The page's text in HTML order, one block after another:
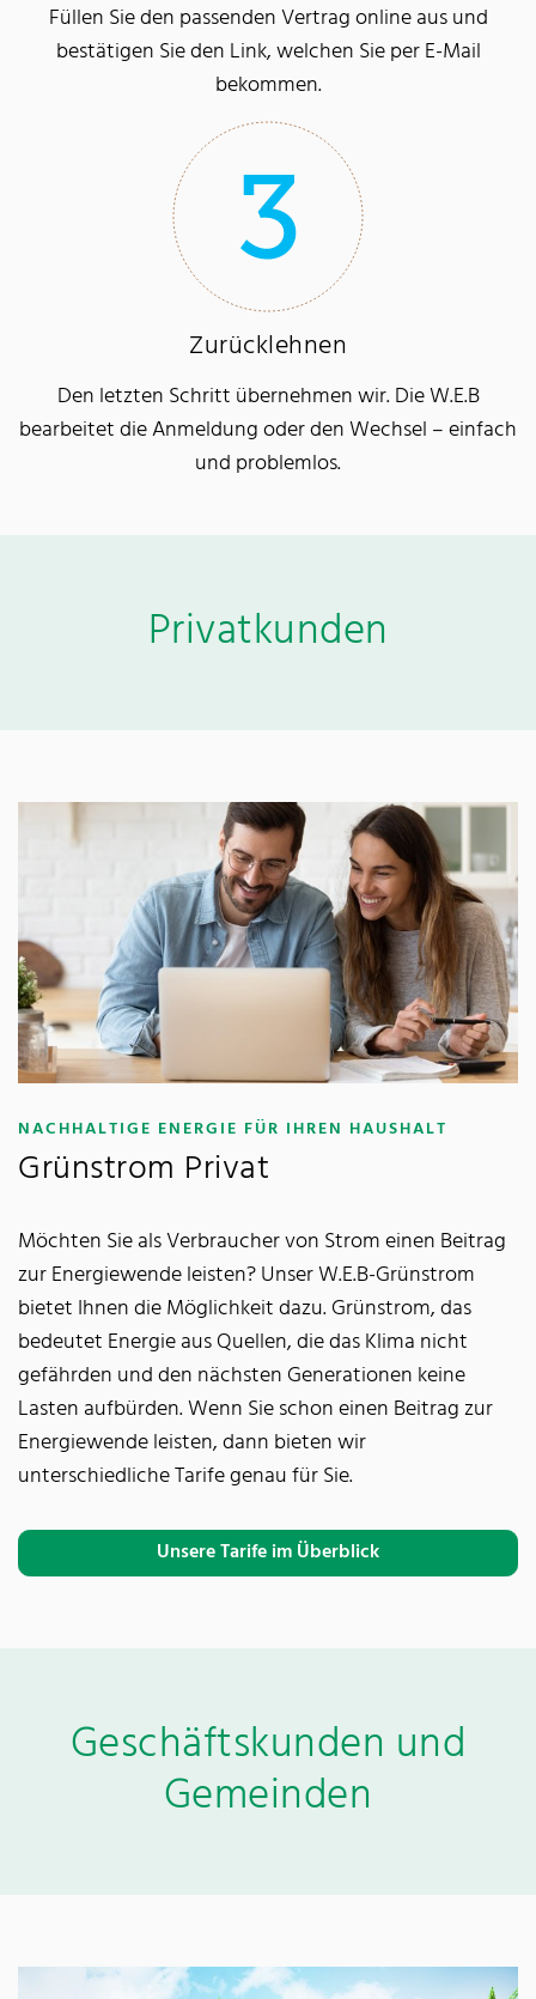
Füllen Sie den passenden Vertrag online aus und
bestätigen Sie den Link, welchen Sie per E-Mail
bekommen.
Zurücklehnen
Den letzten Schritt übernehmen wir. Die W.E.B
bearbeitet die Anmeldung oder den Wechsel – einfach
und problemlos.
Privatkunden
NACHHALTIGE ENERGIE FÜR IHREN HAUSHALT
Grünstrom Privat
Möchten Sie als Verbraucher von Strom einen Beitrag
zur Energiewende leisten? Unser W.E.B-Grünstrom
bietet Ihnen die Möglichkeit dazu. Grünstrom, das
bedeutet Energie aus Quellen, die das Klima nicht
gefährden und den nächsten Generationen keine
Lasten aufbürden. Wenn Sie schon einen Beitrag zur
Energiewende leisten, dann bieten wir
unterschiedliche Tarife genau für Sie.
Unsere Tarife im Überblick
Geschäftskunden und
Gemeinden